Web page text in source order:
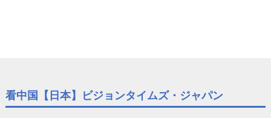
看中国【日本】ビジョンタイムズ・ジャパン